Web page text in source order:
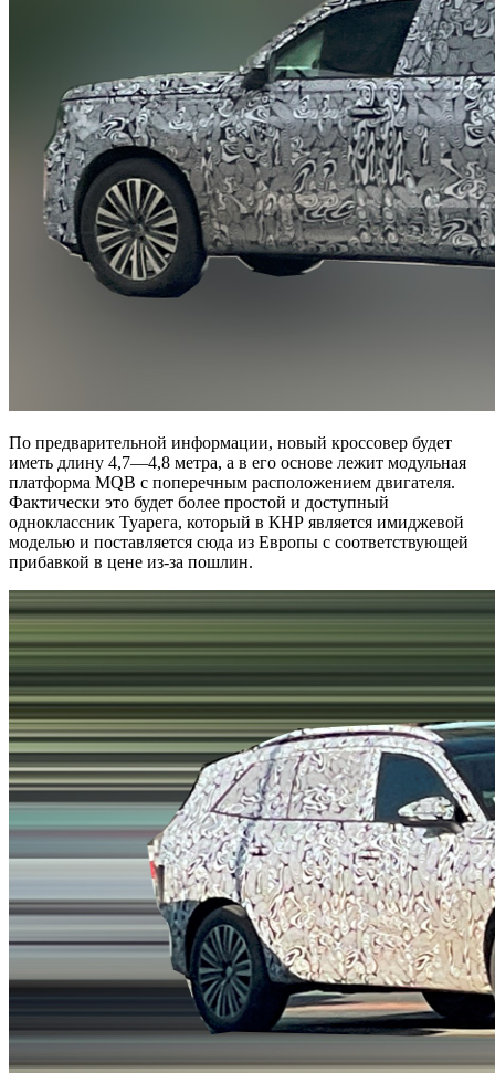
По предварительной информации, новый кроссовер будет
иметь длину 4,7—4,8 метра, а в его основе лежит модульная
платформа MQB с поперечным расположением двигателя.
Фактически это будет более простой и доступный
одноклассник Туарега, который в КНР является имиджевой
моделью и поставляется сюда из Европы с соответствующей
прибавкой в цене из-за пошлин.